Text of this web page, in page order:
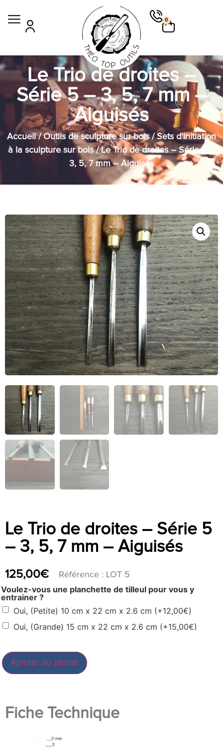
0
Le Trio de droites –
Série 5 – 3, 5, 7 mm –
Aiguisés
Accueil/Outils de sculpture sur bois/Sets d'initiation
à la sculpture sur bois/ Le Trio de droites – Série 5 –
3, 5, 7 mm – Aiguisés
Le Trio de droites – Série 5
– 3, 5, 7 mm – Aiguisés
125,00€ Référence : LOT 5
Voulez-vous une planchette de tilleul pour vous y
entrainer ?
Oui, (Petite) 10 cm x 22 cm x 2.6 cm (+12,00€)
Oui, (Grande) 15 cm x 22 cm x 2.6 cm (+15,00€)
Ajouter au panier
Fiche Technique